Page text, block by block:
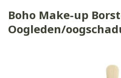
Boho Make-up
Oogleden/